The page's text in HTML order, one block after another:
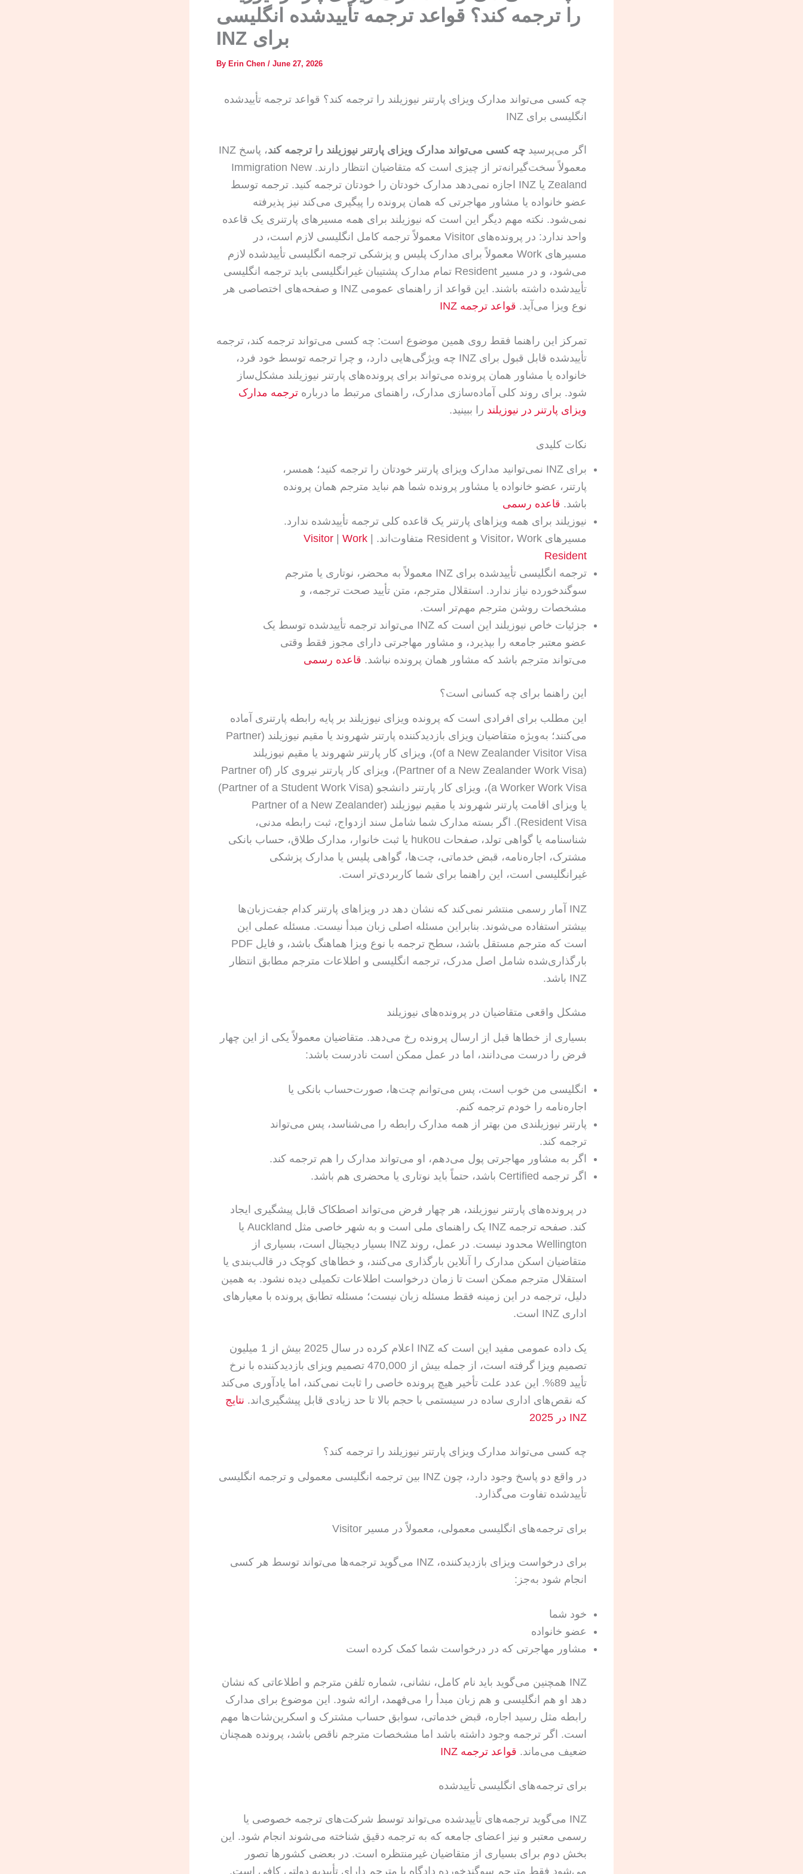
را ترجمه کند؟ قواعد ترجمه تأییدشده انگلیسی
برای INZ
By Erin Chen / June 27, 2026
چه کسی می‌تواند مدارک ویزای پارتنر نیوزیلند را ترجمه کند؟ قواعد ترجمه تأییدشده
انگلیسی برای INZ
اگر می‌پرسید چه کسی می‌تواند مدارک ویزای پارتنر نیوزیلند را ترجمه کند
، پاسخ INZ
معمولاً سخت‌گیرانه‌تر از چیزی است که متقاضیان انتظار دارند. Immigration New
Zealand یا INZ اجازه نمی‌دهد مدارک خودتان را خودتان ترجمه کنید. ترجمه توسط
عضو خانواده یا مشاور مهاجرتی که همان پرونده را پیگیری می‌کند نیز پذیرفته
نمی‌شود. نکته مهم دیگر این است که نیوزیلند برای همه مسیرهای پارتنری یک قاعده
واحد ندارد: در پرونده‌های Visitor معمولاً ترجمه کامل انگلیسی لازم است، در
مسیرهای Work معمولاً برای مدارک پلیس و پزشکی ترجمه انگلیسی تأییدشده لازم
می‌شود، و در مسیر Resident تمام مدارک پشتیبان غیرانگلیسی باید ترجمه انگلیسی
تأییدشده داشته باشند. این قواعد از راهنمای عمومی INZ و صفحه‌های اختصاصی هر
نوع ویزا می‌آید. قواعد ترجمه INZ
تمرکز این راهنما فقط روی همین موضوع است: چه کسی می‌تواند ترجمه کند، ترجمه
تأییدشده قابل قبول برای INZ چه ویژگی‌هایی دارد، و چرا ترجمه توسط خود فرد،
خانواده یا مشاور همان پرونده می‌تواند برای پرونده‌های پارتنر نیوزیلند مشکل‌ساز
شود. برای روند کلی آماده‌سازی مدارک، راهنمای مرتبط ما درباره ترجمه مدارک
ویزای پارتنر در نیوزیلند را ببینید.
نکات کلیدی
برای INZ نمی‌توانید مدارک ویزای پارتنر خودتان را ترجمه کنید؛ همسر،
پارتنر، عضو خانواده یا مشاور پرونده شما هم نباید مترجم همان پرونده
باشد. قاعده رسمی
نیوزیلند برای همه ویزاهای پارتنر یک قاعده کلی ترجمه تأییدشده ندارد.
مسیرهای Visitor، Work و Resident متفاوت‌اند.
Visitor Work
Resident
ترجمه انگلیسی تأییدشده برای INZ معمولاً به محضر، نوتاری یا مترجم
سوگندخورده نیاز ندارد. استقلال مترجم، متن تأیید صحت ترجمه، و
مشخصات روشن مترجم مهم‌تر است.
جزئیات خاص نیوزیلند این است که INZ می‌تواند ترجمه تأییدشده توسط یک
عضو معتبر جامعه را بپذیرد، و مشاور مهاجرتی دارای مجوز فقط وقتی
می‌تواند مترجم باشد که مشاور همان پرونده نباشد. قاعده رسمی
این راهنما برای چه کسانی است؟
این مطلب برای افرادی است که پرونده ویزای نیوزیلند بر پایه رابطه پارتنری آماده
می‌کنند؛ به‌ویژه متقاضیان ویزای بازدیدکننده پارتنر شهروند یا مقیم نیوزیلند (Partner
of a New Zealander Visitor Visa)، ویزای کار پارتنر شهروند یا مقیم نیوزیلند
(Partner of a New Zealander Work Visa)، ویزای کار پارتنر نیروی کار (Partner of
a Worker Work Visa)، ویزای کار پارتنر دانشجو (Partner of a Student Work Visa)
یا ویزای اقامت پارتنر شهروند یا مقیم نیوزیلند (Partner of a New Zealander
Resident Visa). اگر بسته مدارک شما شامل سند ازدواج، ثبت رابطه مدنی،
شناسنامه یا گواهی تولد، صفحات hukou یا ثبت خانوار، مدارک طلاق، حساب بانکی
مشترک، اجاره‌نامه، قبض خدماتی، چت‌ها، گواهی پلیس یا مدارک پزشکی
غیرانگلیسی است، این راهنما برای شما کاربردی‌تر است.
INZ آمار رسمی منتشر نمی‌کند که نشان دهد در ویزاهای پارتنر کدام جفت‌زبان‌ها
بیشتر استفاده می‌شوند. بنابراین مسئله اصلی زبان مبدأ نیست. مسئله عملی این
است که مترجم مستقل باشد، سطح ترجمه با نوع ویزا هماهنگ باشد، و فایل PDF
بارگذاری‌شده شامل اصل مدرک، ترجمه انگلیسی و اطلاعات مترجم مطابق انتظار
INZ باشد.
مشکل واقعی متقاضیان در پرونده‌های نیوزیلند
بسیاری از خطاها قبل از ارسال پرونده رخ می‌دهد. متقاضیان معمولاً یکی از این چهار
فرض را درست می‌دانند، اما در عمل ممکن است نادرست باشد:
انگلیسی من خوب است، پس می‌توانم چت‌ها، صورت‌حساب بانکی یا
اجاره‌نامه را خودم ترجمه کنم.
پارتنر نیوزیلندی من بهتر از همه مدارک رابطه را می‌شناسد، پس می‌تواند
ترجمه کند.
اگر به مشاور مهاجرتی پول می‌دهم، او می‌تواند مدارک را هم ترجمه کند.
اگر ترجمه Certified باشد، حتماً باید نوتاری یا محضری هم باشد.
در پرونده‌های پارتنر نیوزیلند، هر چهار فرض می‌تواند اصطکاک قابل پیشگیری ایجاد
کند. صفحه ترجمه INZ یک راهنمای ملی است و به شهر خاصی مثل Auckland یا
Wellington محدود نیست. در عمل، روند INZ بسیار دیجیتال است، بسیاری از
متقاضیان اسکن مدارک را آنلاین بارگذاری می‌کنند، و خطاهای کوچک در قالب‌بندی یا
استقلال مترجم ممکن است تا زمان درخواست اطلاعات تکمیلی دیده نشود. به همین
دلیل، ترجمه در این زمینه فقط مسئله زبان نیست؛ مسئله تطابق پرونده با معیارهای
اداری INZ است.
یک داده عمومی مفید این است که INZ اعلام کرده در سال 2025 بیش از 1 میلیون
تصمیم ویزا گرفته است، از جمله بیش از 470,000 تصمیم ویزای بازدیدکننده با نرخ
تأیید 89%. این عدد علت تأخیر هیچ پرونده خاصی را ثابت نمی‌کند، اما یادآوری می‌کند
که نقص‌های اداری ساده در سیستمی با حجم بالا تا حد زیادی قابل پیشگیری‌اند. نتایج
INZ در 2025
چه کسی می‌تواند مدارک ویزای پارتنر نیوزیلند را ترجمه کند؟
در واقع دو پاسخ وجود دارد، چون INZ بین ترجمه انگلیسی معمولی و ترجمه انگلیسی
تأییدشده تفاوت می‌گذارد.
برای ترجمه‌های انگلیسی معمولی، معمولاً در مسیر Visitor
برای درخواست ویزای بازدیدکننده، INZ می‌گوید ترجمه‌ها می‌تواند توسط هر کسی
انجام شود به‌جز:
خود شما
عضو خانواده
مشاور مهاجرتی که در درخواست شما کمک کرده است
INZ همچنین می‌گوید باید نام کامل، نشانی، شماره تلفن مترجم و اطلاعاتی که نشان
دهد او هم انگلیسی و هم زبان مبدأ را می‌فهمد، ارائه شود. این موضوع برای مدارک
رابطه مثل رسید اجاره، قبض خدماتی، سوابق حساب مشترک و اسکرین‌شات‌ها مهم
است. اگر ترجمه وجود داشته باشد اما مشخصات مترجم ناقص باشد، پرونده همچنان
ضعیف می‌ماند. قواعد ترجمه INZ
برای ترجمه‌های انگلیسی تأییدشده
INZ می‌گوید ترجمه‌های تأییدشده می‌تواند توسط شرکت‌های ترجمه خصوصی یا
رسمی معتبر و نیز اعضای جامعه که به ترجمه دقیق شناخته می‌شوند انجام شود. این
بخش دوم برای بسیاری از متقاضیان غیرمنتظره است. در بعضی کشورها تصور
می‌شود فقط مترجم سوگندخورده دادگاه یا مترجم دارای تأییدیه دولتی کافی است.